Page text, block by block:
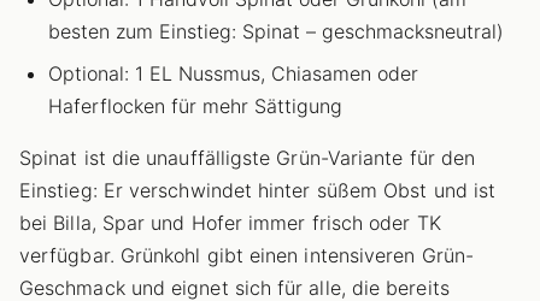
besten zum Einstieg: Spinat – geschmacksneutral)
Optional: 1 EL Nussmus, Chiasamen oder
Haferflocken für mehr Sättigung
Spinat ist die unauffälligste Grün-Variante für den
Einstieg: Er verschwindet hinter süßem Obst und ist
bei Billa, Spar und Hofer immer frisch oder TK
verfügbar. Grünkohl gibt einen intensiveren Grün-
Geschmack und eignet sich für alle, die bereits